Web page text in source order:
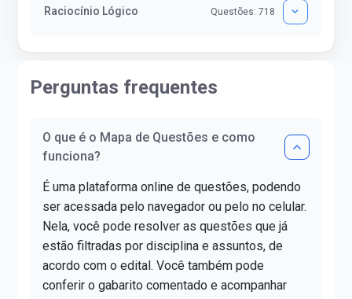
Raciocínio Lógico Questões: 718
Perguntas frequentes
O que é o Mapa de Questões e como
funciona?
É uma plataforma online de questões, podendo
ser acessada pelo navegador ou pelo no celular.
Nela, você pode resolver as questões que já
estão filtradas por disciplina e assuntos, de
acordo com o edital. Você também pode
conferir o gabarito comentado e acompanhar